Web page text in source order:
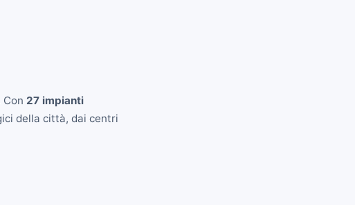
Con 27 impianti
della città, dai centri